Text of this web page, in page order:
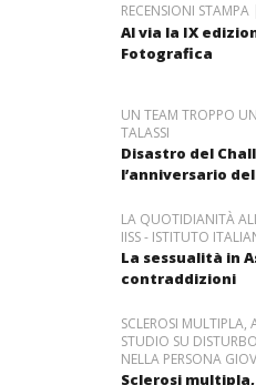
RECENSIONI
Al via la IX
Fotografica
UN TEAM TROPPO
TALASSI
Disastro del
l’anniversario
LA QUOTIDIANITÀ
IISS - ISTITUTO
La sessualità in
contraddizioni
SCLEROSI
STUDIO SU
NELLA PERSONA
Sclerosi